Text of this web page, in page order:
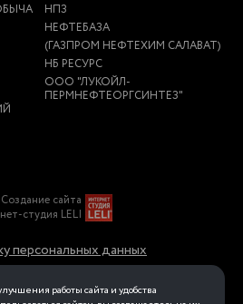
НПЗ
НЕФТЕБАЗА
(ГАЗПРОМ НЕФТЕХИМ САЛАВАТ)
НБ РЕСУРС
ООО "ЛУКОЙЛ-
ПЕРМНЕФТЕОРГСИНТЕЗ"
Создание сайта
студия LELI
персональных данных
в отношении
данных
работы сайта и удобства